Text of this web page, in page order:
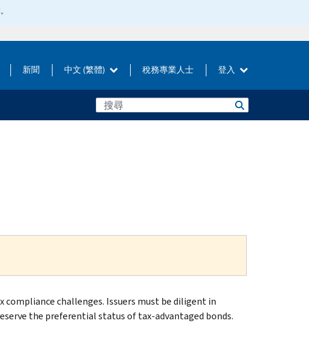
新聞 中文 (繁體) 稅務專業人士 登入
challenges. Issuers must be diligent in
the preferential status of tax-advantaged bonds.